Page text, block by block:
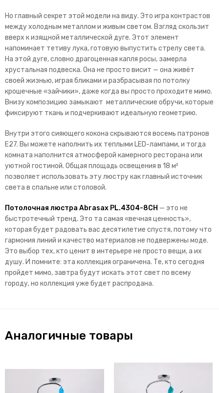
Но главный секрет этой модели на виду. Это игра контрастов
между холодным металлом и живым светом. Взгляд скользит
вверх к изящной металлической дуге. Этот элемент
напоминает тетиву лука, готовую выпустить стрелу света.
На этой дуге, словно драгоценная капля росы, замерла
хрустальная подвеска. Она не просто висит — она живёт
своей жизнью, играя бликами и разбрасывая по потолку
крошечные «зайчики», даже когда вы просто проходите мимо.
Внизу композицию замыкают металлические обручи, которые
фиксируют ткань и подчеркивают идеальную геометрию.
Внутри этого сияющего кокона скрываются восемь патронов
Е27. Вы можете наполнить их теплыми LED-лампами, и тогда
комната наполнится атмосферой камерного ресторана или
уютной гостиной. Общая площадь освещения в 18 м²
позволяет использовать эту люстру как главный источник
света в спальне или столовой.
Потолочная люстра Abrasax PL.4304-8CH — это не
быстротечный тренд. Это та самая «вечная ценность»,
которая будет радовать вас десятилетие спустя, потому что
гармония линий и качество материалов не подвержены моде.
Это выбор тех, кто ценит в интерьере не просто вещи, а их
душу. И помните: эта коллекция ограничена. Те, кто сегодня
пройдет мимо, завтра будут искать этот свет по всему
городу, но коллекция уже будет распродана.
Аналогичные товары